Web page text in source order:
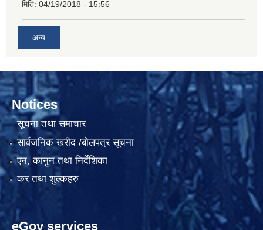
मिति: 04/19/2018 - 15:56
अन्य
Notices
सूचना तथा समाचार
सार्वजनिक खरीद /बोलपत्र सूचना
एन, कानुन तथा निर्देशिका
कर तथा शुल्कहरु
eGov services